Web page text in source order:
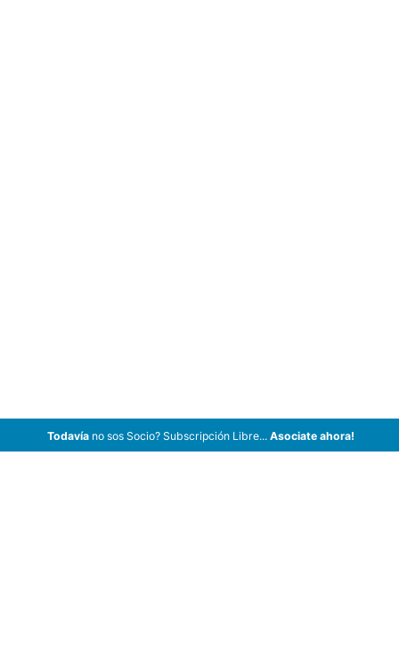
Todavíano sos Socio? Subscripción Libre... Asociate ahora!